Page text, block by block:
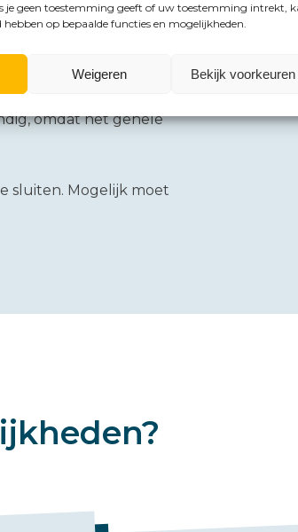
je geen toestemming geeft of uw toestemming intrekt,
hebben op bepaalde functies en mogelijkheden.
Weigeren Bekijk voorkeuren
de mrb lopen. De
betekenen dat de
Wachten met
omdat het gehele
sluiten. Mogelijk moet